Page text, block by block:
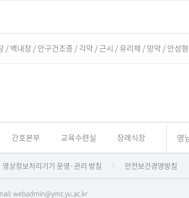
/백내장 /안구건조증 /각막 /근시 /유리체 /망막 /안성형
간호본부 교육수련실 장례식장 영
영상정보처리기기 운영·관리 방침 안전보건경영방침
webadmin@ymc.yu.ac.kr